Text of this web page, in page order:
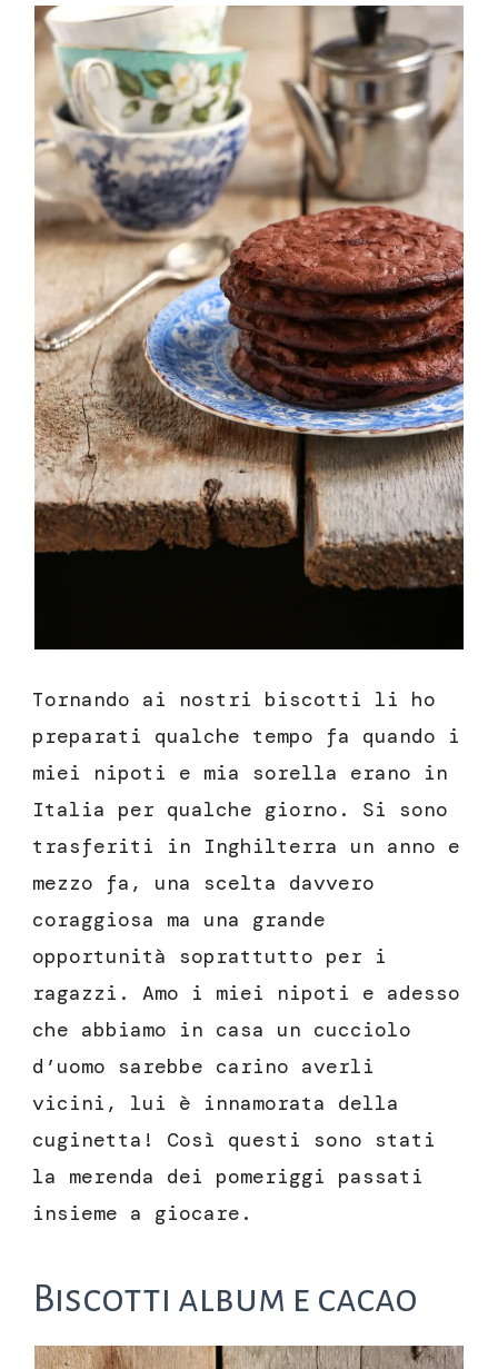
Tornando ai nostri biscotti li ho
preparati qualche tempo fa quando i
miei nipoti e mia sorella erano in
Italia per qualche giorno. Si sono
trasferiti in Inghilterra un anno e
mezzo fa, una scelta davvero
coraggiosa ma una grande
opportunità soprattutto per i
ragazzi. Amo i miei nipoti e adesso
che abbiamo in casa un cucciolo
d’uomo sarebbe carino averli
vicini, lui è innamorata della
cuginetta! Così questi sono stati
la merenda dei pomeriggi passati
insieme a giocare.
Biscotti album e cacao